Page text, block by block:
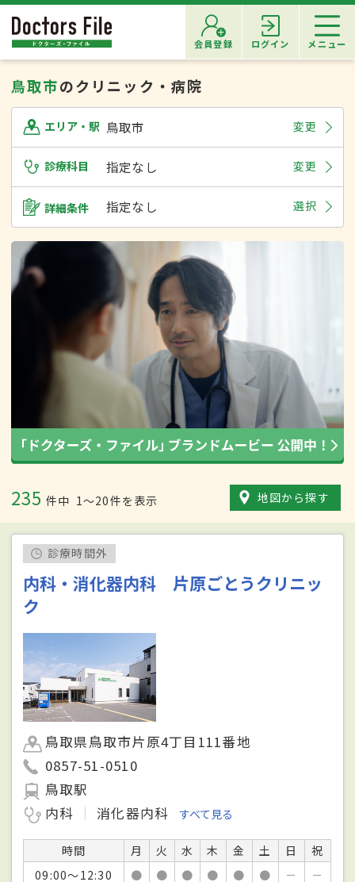
会員登録 ログイン メニュー
鳥取市のクリニック・病院
エリア・駅 鳥取市 変更
診療科目 指定なし 変更
詳細条件 指定なし 選択
235 件中 1〜20件を表示 地図から探す
診療時間外
内科・消化器内科 片原ごとうクリニッ
ク
鳥取県鳥取市片原4丁目111番地
0857-51-0510
鳥取駅
内科
消化器内科 すべて見る
時間 月 火 水 木 金 土 日
祝
09:00～12:30
● ● ● ● ● ● －
－